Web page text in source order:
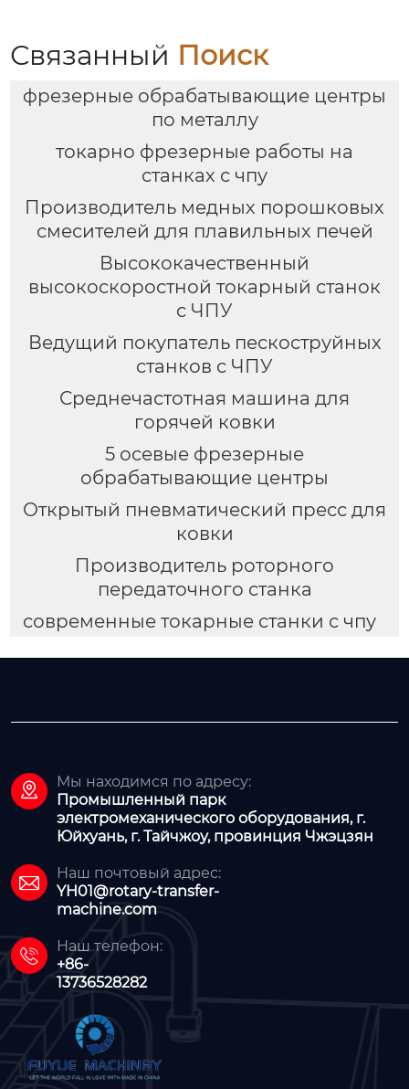
Связанный Поиск
фрезерные обрабатывающие центры
по металлу
токарно фрезерные работы на
станках с чпу
Производитель медных порошковых
смесителей для плавильных печей
Высококачественный
высокоскоростной токарный станок
с ЧПУ
Ведущий покупатель пескоструйных
станков с ЧПУ
Среднечастотная машина для
горячей ковки
5 осевые фрезерные
обрабатывающие центры
Открытый пневматический пресс для
ковки
Производитель роторного
передаточного станка
современные токарные станки с чпу

Мы находимся по адресу:
Промышленный парк
электромеханического оборудования, г.
Юйхуань, г. Тайчжоу, провинция Чжэцзян

Наш почтовый адрес:
YH01@rotary-transfer-
machine.com

Наш телефон:
+86-
13736528282